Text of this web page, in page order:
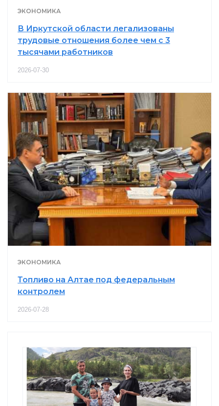
ЭКОНОМИКА
В Иркутской области легализованы
трудовые отношения более чем с 3
тысячами работников
2026-07-30
ЭКОНОМИКА
Топливо на Алтае под федеральным
контролем
2026-07-28